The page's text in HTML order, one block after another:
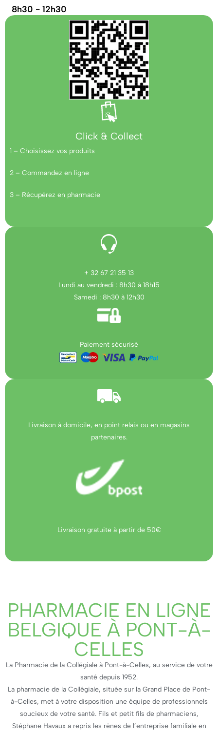
8h30 - 12h30
Click & Collect
1 – Choisissez vos produits
2 – Commandez en ligne
3 – Récupérez en pharmacie
+ 32 67 21 35 13
Lundi au vendredi : 8h30 à 18h15
Samedi : 8h30 à 12h30
Paiement sécurisé
Livraison à domicile, en point relais ou en magasins
partenaires.
Livraison gratuite à partir de 50€
PHARMACIE EN LIGNE
BELGIQUE À PONT-À-
CELLES
La Pharmacie de la Collégiale à Pont-à-Celles, au service de votre
santé depuis 1952.
La pharmacie de la Collégiale, située sur la Grand Place de Pont-
à-Celles, met à votre disposition une équipe de professionnels
soucieux de votre santé. Fils et petit fils de pharmaciens,
Stéphane Havaux a repris les rênes de l’entreprise familiale en